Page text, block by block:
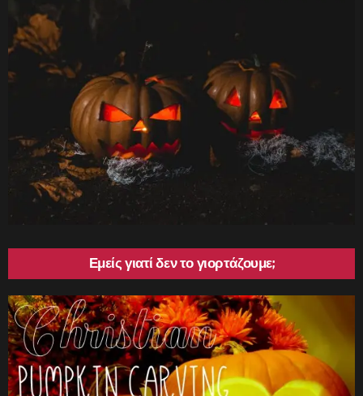
Εμείς γιατί δεν το γιορτάζουμε;